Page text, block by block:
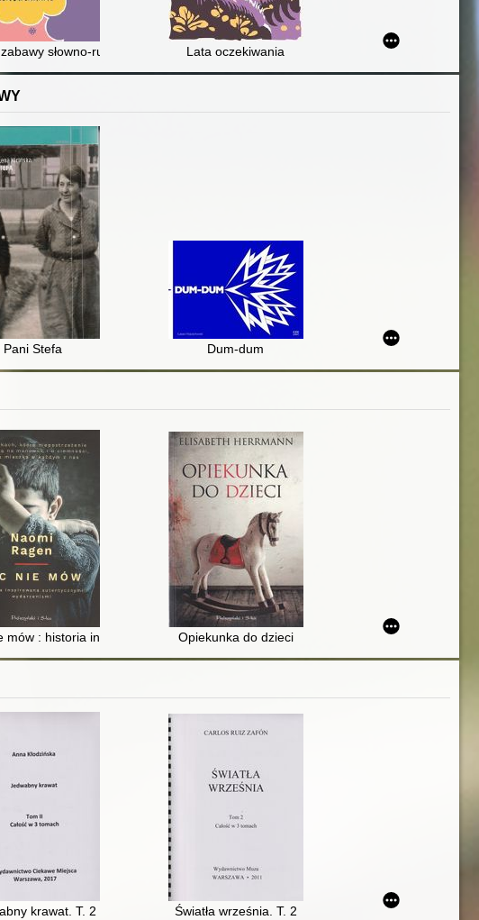
sukces
słowno-ruchowe z niemowlakamiLata oczekiwania
Pani Stefa Dum-dum
mów : historia inspirowana autentycznymi wydarzeniami
Opiekunka do dzieci
o profesorze Witoldzie Kondrackim i jego świecie. T. 4
krawat. T. 2 Światła września. T. 2